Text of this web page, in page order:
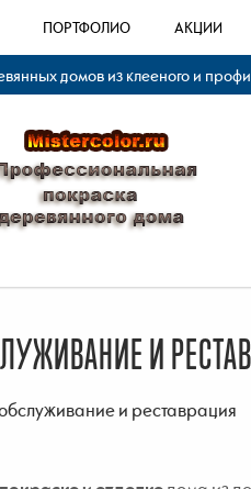
ПОРТФОЛИО АКЦИИ
домов из клееного и
И
и реставрация